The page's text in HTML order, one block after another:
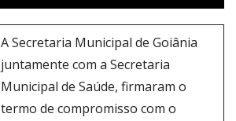
A Secretaria Municipal de Goiânia
juntamente com a Secretaria
Municipal de Saúde, firmaram o
termo de compromisso com o